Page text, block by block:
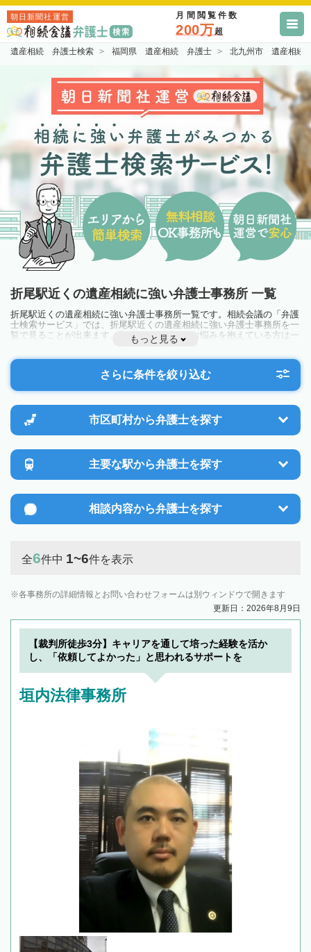
朝日新聞社運営 月間閲覧件数
200万超
遺産相続 弁護士検索 福岡県 遺産相続 弁護士 北九州市 遺産相続
折尾駅近くの遺産相続に強い弁護士事務所 一覧
折尾駅近くの遺産相続に強い弁護士事務所一覧です。相続会議の「弁護
士検索サービス」では、折尾駅近くの遺産相続に強い弁護士事務所を一
覧で見ることが出来ます。相続のトラブルやお悩みを抱えている方は一
度近隣の弁護士に相談してみましょう。
もっと見る
さらに条件を絞り込む
市区町村から弁護士を探す
主要な駅から弁護士を探す
相談内容から弁護士を探す
全6件中 1~6件を表示
各事務所の詳細情報とお問い合わせフォームは別ウィンドウで開きます
更新日：2026年8月9日
【裁判所徒歩3分】キャリアを通して培った経験を活か
し、「依頼してよかった」と思われるサポートを
垣内法律事務所